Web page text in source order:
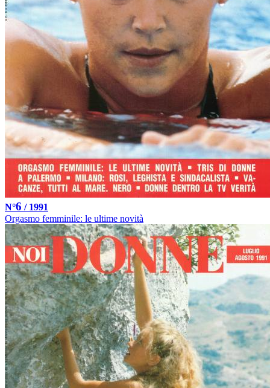
N°6 / 1991
Orgasmo femminile: le ultime novità